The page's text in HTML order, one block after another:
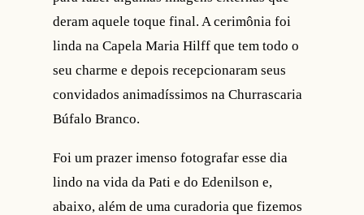
deram aquele toque final. A cerimônia foi
linda na Capela Maria Hilff que tem todo o
seu charme e depois recepcionaram seus
convidados animadíssimos na Churrascaria
Búfalo Branco.
Foi um prazer imenso fotografar esse dia
lindo na vida da Pati e do Edenilson e,
abaixo, além de uma curadoria que fizemos